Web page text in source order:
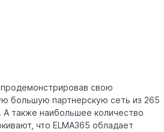
свою
большую партнерскую сеть из 265
также наибольшее количество
что ELMA365 обладает